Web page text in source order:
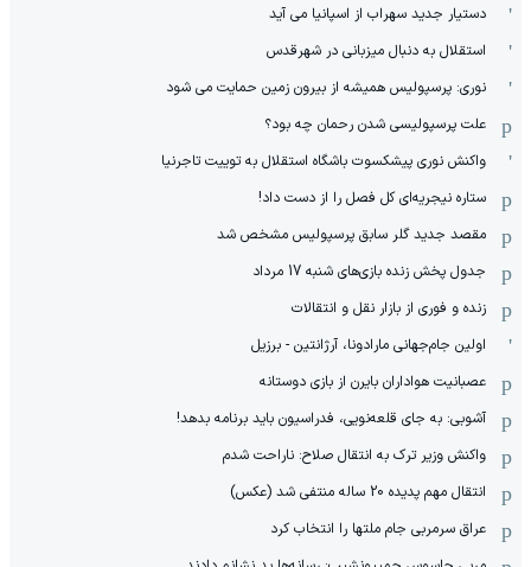
دستیار جدید سهراب از اسپانیا می آید
استقلال به دنبال میزبانی در شهرقدس
نوری: پرسپولیس همیشه از بیرون زمین حمایت می شود
علت پرسپولیسی شدن رحمان چه بود؟
واکنش نوری پیشکسوت باشگاه استقلال به توییت تاجرنیا
ستاره نیجریه‌ای کل فصل را از دست داد!
مقصد جدید گلر سابق پرسپولیس مشخص شد
جدول پخش زنده بازی‌های شنبه 17 مرداد
زنده و فوری از بازار نقل و انتقالات
اولین جام‌جهانی مارادونا، آرژانتین - برزیل
عصبانیت هواداران بایرن از بازی دوستانه
آشوبی: به جای قلعه‌نویی، فدراسیون باید برنامه بدهد!
واکنش وزیر ترک به انتقال صلاح: ناراحت شدم
انتقال مهم پدیده 20 ساله منتفی شد (عکس)
عراق سرمربی جام ملتها را انتخاب کرد